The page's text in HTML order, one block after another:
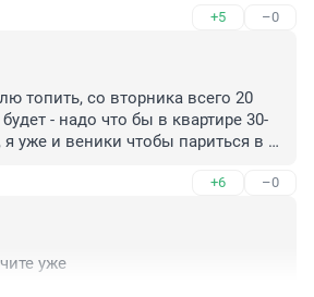
+5 –0
топить, со вторника всего 20
- надо что бы в квартире 30-
я уже и веники чтобы париться в
+6 –0
уже